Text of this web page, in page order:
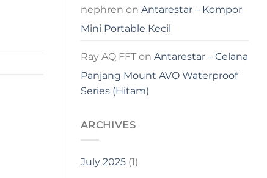
nephren on Antarestar – Kompor
Mini Portable Kecil
Ray AQ FFT on Antarestar – Celana
Panjang Mount AVO Waterproof
Series (Hitam)
ARCHIVES
July 2025 (1)